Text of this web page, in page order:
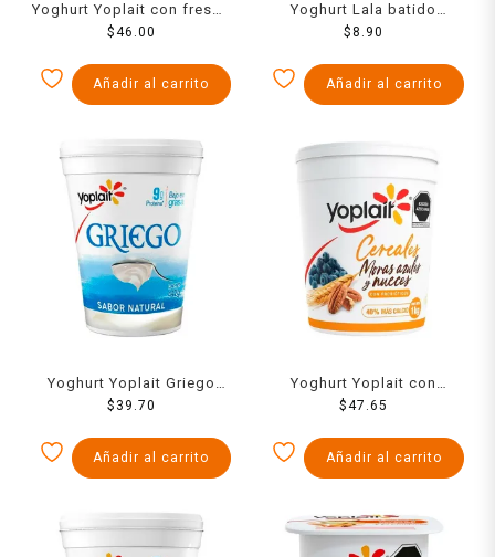
Yoghurt Yoplait con fresas
1 kg
$46.00
Añadir al carrito
Yoghurt Lala batido
durazno 120 g
$ 8.90
Añadir al carrito
Yoghurt Yoplait Griego
natural bajo en grasa 442
$ 39.70
Añadir al carrito
Yoghurt Yoplait con
cereales moras azules y
$47.65
Añadir al carrito